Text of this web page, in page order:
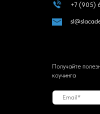
Получайте
коучинга
+7 (905)